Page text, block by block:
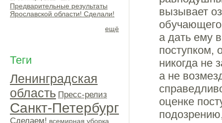
вызывает
а дать ему
поступком,
никогда не
а не
оценке
Предварительные результаты
Ярославской области! Сделали!
ещё
Теги
Ленинградская
область Пресс-релиз
Санкт-Петербург
Сделаем! всемирная уборка